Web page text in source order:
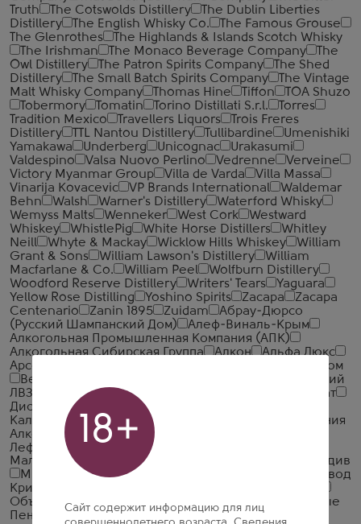
Truth
The Cotswolds Distillery
The Dublin Liberties
Distillery
The English Whisky Co.
The Famous Grouse
The Glenrothes
The Highlands & Islands Scotch Whisky
The Irishman
The Monaco Beverage Company
The
Owl Distillery
The Patron Spirits Company
The Shed
Distillery
The Small Batch Spirits Company
The Vintage
Malt Whisky Company
Thomas Hine Tiffon
TOA Shuzo
Tobermory
Tomatin Torino Distillati S.r.l.
Torres
Tradition Mexico
Travellers Liquors
Trois Freres
Distillery
TTL Nantou Distillery Tullibardine
Umenishiki
Yamakawa
Underberg Unicognac
Urakasumi
Valdespino
Valsa Nuovo Perlino Vedrenne
Verveine
Victory Myanmar Group
Villa de Varda
Villa Massa
Vinarija Kovacevic
VP Brands International
Waldemar
Behn
Walsh Warner's Distillery
Waterford Whisky
Wemyss Malts
Wenneker West Cork
Westward
Whiskey
WhistlePig White Horse Distillers
Whitley
Neill
Whyte & Mackay Wicklow Hills Whiskey
William
Grant & Sons
William Lawson's Distillery
William
Macfarlane & Co.
William Peel
Wolfburn Distillery
Woodford Reserve Distillery
Writers' Tears
Yaguara
Yellow Rose Distilling
Yoshino Spirits Zacapa
Zacapa
Centenario
Zanin 1895 Zuidam
Абрау-Дюрсо
(Русский Шампанский Дом)
Алеф-Виналь-Крым
Алкогольная Промышленная Компания (АПК)
Алкогольная Сибирская Группа
Алкон
Альфа Люкс
Арсенал Вин
БрянскСпиртПром
Великоустюгский ЛВЗ
Глазовский
ЛВЗ
Грейн Алко
Дербентский коньячный комбинат
Дионис
Итар Глобал
Калужский Кристалл
КВС
Компания
Алкогольных Напитков Алаверди
Лефортово ГК
Ладога
Малиновщизненский Спиртоводочный Завод Аквадив
Минский завод виноградных вин
Московский завод
Кристалл
Объединенная Водочная Компания
Объединенные
Пензенские Водочные Заводы
Озерский
18+
Сайт содержит информацию для лиц